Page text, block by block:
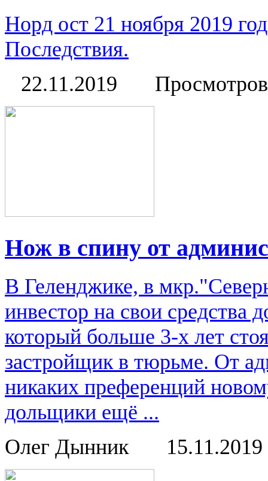
Норд ост 21 ноября 2019
Последствия.
22.11.2019
Нож в спину от
В Геленджике, в
инвестор на свои средства
который больше 3-х лет
застройщик в тюрьме. От
никаких преференций
дольщики ещё ...
Олег Дынник
15.11.2019